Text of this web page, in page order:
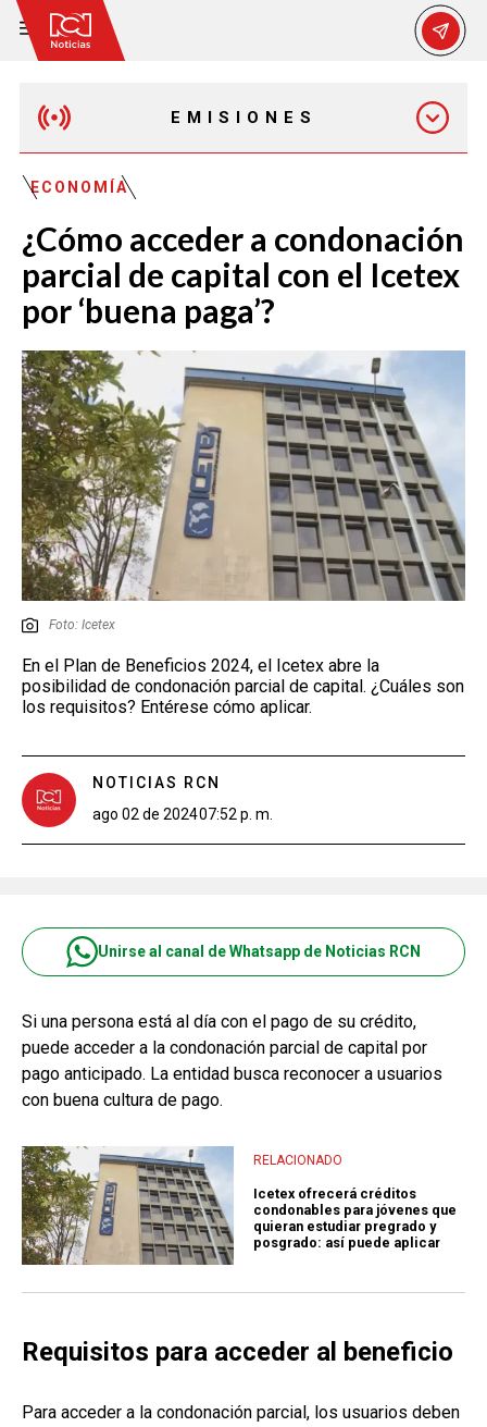
EMISIONES
EMISIÓN 7:00 PM
ECONOMÍA
¿Cómo acceder a condonación
parcial de capital con el Icetex
por ‘buena paga’?
Foto: Icetex
En el Plan de Beneficios 2024, el Icetex abre la
posibilidad de condonación parcial de capital. ¿Cuáles son
los requisitos? Entérese cómo aplicar.
NOTICIAS RCN
ago 02 de 202407:52 p. m.
Unirse al canal de Whatsapp de Noticias RCN
Si una persona está al día con el pago de su crédito,
puede acceder a la condonación parcial de capital por
pago anticipado. La entidad busca reconocer a usuarios
con buena cultura de pago.
RELACIONADO
Icetex ofrecerá créditos
condonables para jóvenes que
quieran estudiar pregrado y
posgrado: así puede aplicar
Requisitos para acceder al beneficio
Para acceder a la condonación parcial, los usuarios deben